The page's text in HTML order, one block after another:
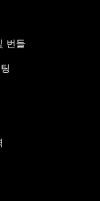
번들